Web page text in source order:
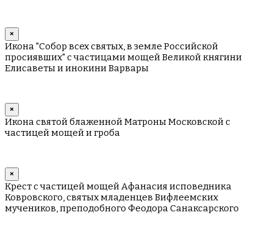
×
Икона "Собор всех святых, в земле Российской
просиявших" с частицами мощей Великой княгини
Елисаветы и инокини Варвары
×
Икона святой блаженной Матроны Московской с
частицей мощей и гроба
×
Крест с частицей мощей Афанасия исповедника
Ковровского, святых младенцев Вифлеемских
мучеников, преподобного Феодора Санаксарского